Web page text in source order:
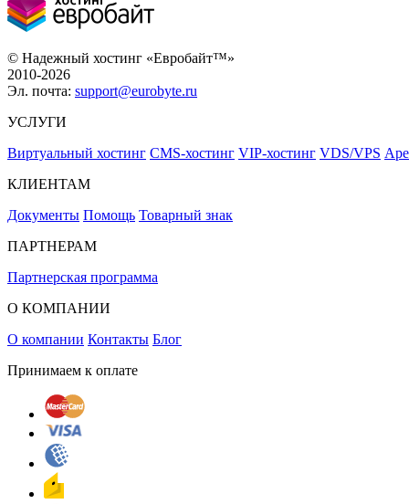
© Надежный хостинг «Евробайт™»
2010-2026
Эл. почта: support@eurobyte.ru
УСЛУГИ
Виртуальный хостинг CMS-хостинг VIP-хостинг VDS/VPS
КЛИЕНТАМ
Документы Помощь Товарный знак
ПАРТНЕРАМ
Партнерская программа
О КОМПАНИИ
О компании Контакты Блог
Принимаем к оплате